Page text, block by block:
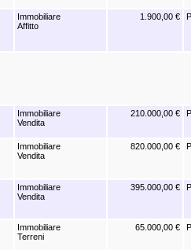
Immobiliare
Affitto
1.900,00 €
Immobiliare
Vendita
210.000,00 €
Immobiliare
Vendita
820.000,00 €
Immobiliare
Vendita
395.000,00 €
Immobiliare
Terreni
65.000,00 €